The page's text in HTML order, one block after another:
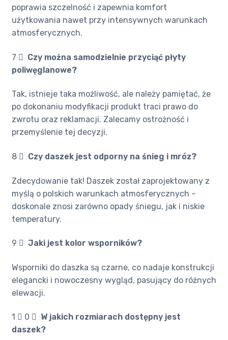
poprawia szczelność i zapewnia komfort
użytkowania nawet przy intensywnych warunkach
atmosferycznych.
7 ️⃣ Czy można samodzielnie przyciąć płyty
poliwęglanowe?
Tak, istnieje taka możliwość, ale należy pamiętać, że
po dokonaniu modyfikacji produkt traci prawo do
zwrotu oraz reklamacji. Zalecamy ostrożność i
przemyślenie tej decyzji.
8 ️⃣ Czy daszek jest odporny na śnieg i mróz?
Zdecydowanie tak! Daszek został zaprojektowany z
myślą o polskich warunkach atmosferycznych –
doskonale znosi zarówno opady śniegu, jak i niskie
temperatury.
9 ️⃣ Jaki jest kolor wsporników?
Wsporniki do daszka są czarne, co nadaje konstrukcji
elegancki i nowoczesny wygląd, pasujący do różnych
elewacji.
1 ️⃣ 0 ️⃣ W jakich rozmiarach dostępny jest
daszek?